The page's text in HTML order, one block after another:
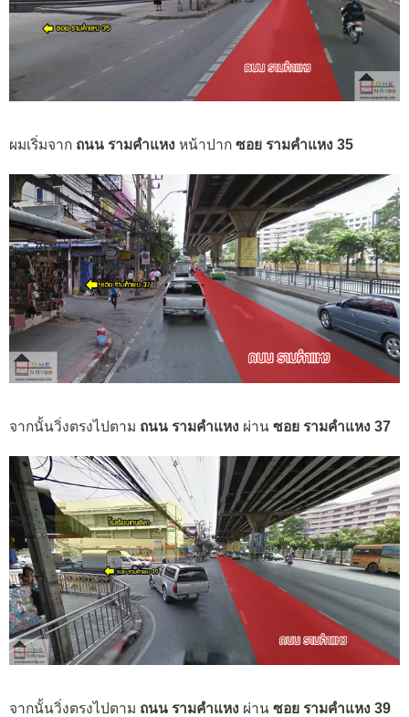
ผมเริ่มจาก ถนน รามคำแหง หน้าปาก ซอย รามคำแหง 35
จากนั้นวิ่งตรงไปตาม ถนน รามคำแหง ผ่าน ซอย รามคำแหง 37
จากนั้นวิ่งตรงไปตาม ถนน รามคำแหง ผ่าน ซอย รามคำแหง 39